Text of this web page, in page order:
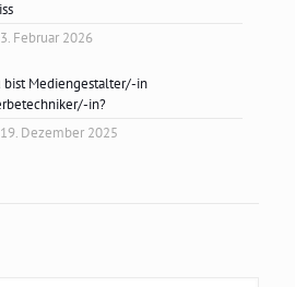
3. Februar 2026
bist Mediengestalter/-in
in?
19. Dezember 2025